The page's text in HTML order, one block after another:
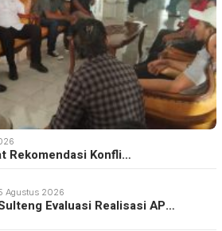
Rekomendasi Konfli…
Agustus 2026
Evaluasi Realisasi AP…